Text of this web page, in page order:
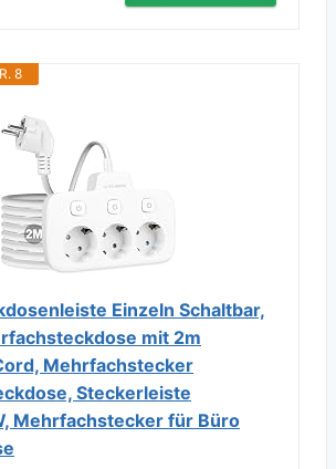
8
Einzeln Schaltbar,
mit 2m
Mehrfachstecker
Steckerleiste
Mehrfachstecker für Büro